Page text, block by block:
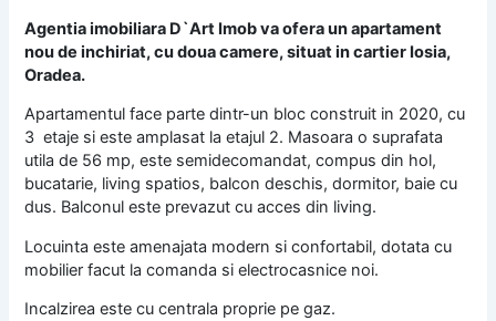
Agentia imobiliara D`Art Imob va ofera un apartament
nou de inchiriat, cu doua camere, situat in cartier Iosia,
Oradea.
Apartamentul face parte dintr-un bloc construit in 2020, cu
3 etaje si este amplasat la etajul 2. Masoara o suprafata
utila de 56 mp, este semidecomandat, compus din hol,
bucatarie, living spatios, balcon deschis, dormitor, baie cu
dus. Balconul este prevazut cu acces din living.
Locuinta este amenajata modern si confortabil, dotata cu
mobilier facut la comanda si electrocasnice noi.
Incalzirea este cu centrala proprie pe gaz.